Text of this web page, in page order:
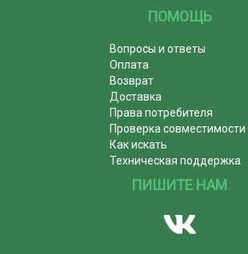
ПОМОЩЬ
Вопросы и ответы
Оплата
Возврат
Доставка
Права потребителя
Проверка совместимости
Как искать
Техническая поддержка
ПИШИТЕ НАМ